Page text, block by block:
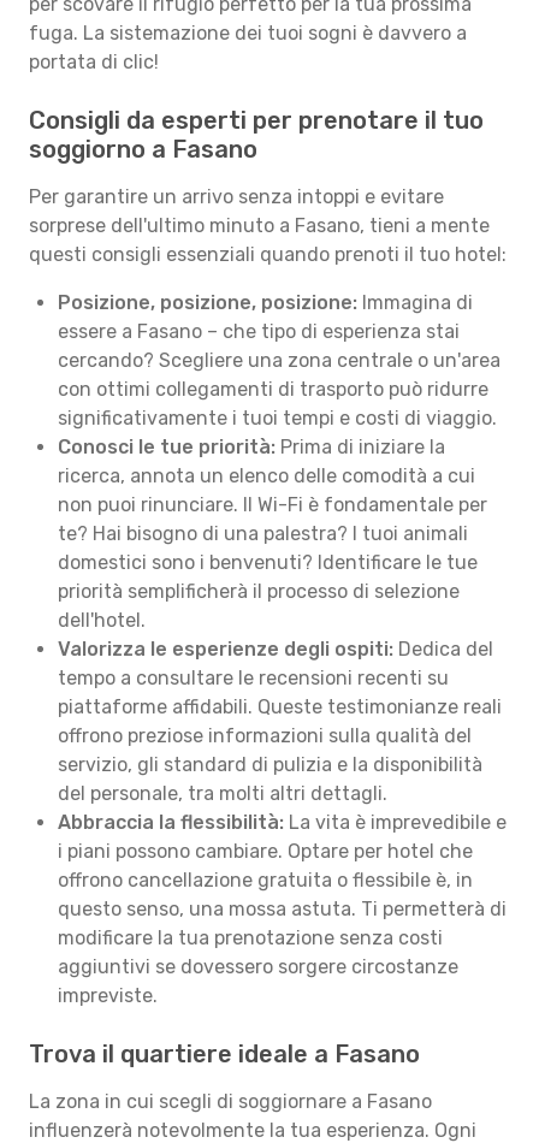
fuga. La sistemazione dei tuoi sogni è davvero a
portata di clic!
Consigli da esperti per prenotare il tuo
soggiorno a Fasano
Per garantire un arrivo senza intoppi e evitare
sorprese dell'ultimo minuto a Fasano, tieni a mente
questi consigli essenziali quando prenoti il tuo hotel:
Posizione, posizione, posizione: Immagina di
essere a Fasano – che tipo di esperienza stai
cercando? Scegliere una zona centrale o un'area
con ottimi collegamenti di trasporto può ridurre
significativamente i tuoi tempi e costi di viaggio.
Conosci le tue priorità: Prima di iniziare la
ricerca, annota un elenco delle comodità a cui
non puoi rinunciare. Il Wi-Fi è fondamentale per
te? Hai bisogno di una palestra? I tuoi animali
domestici sono i benvenuti? Identificare le tue
priorità semplificherà il processo di selezione
dell'hotel.
Valorizza le esperienze degli ospiti: Dedica del
tempo a consultare le recensioni recenti su
piattaforme affidabili. Queste testimonianze reali
offrono preziose informazioni sulla qualità del
servizio, gli standard di pulizia e la disponibilità
del personale, tra molti altri dettagli.
Abbraccia la flessibilità: La vita è imprevedibile e
i piani possono cambiare. Optare per hotel che
offrono cancellazione gratuita o flessibile è, in
questo senso, una mossa astuta. Ti permetterà di
modificare la tua prenotazione senza costi
aggiuntivi se dovessero sorgere circostanze
impreviste.
Trova il quartiere ideale a Fasano
La zona in cui scegli di soggiornare a Fasano
influenzerà notevolmente la tua esperienza. Ogni